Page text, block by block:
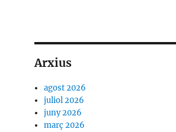
Arxius
agost 2026
juliol 2026
juny 2026
març 2026